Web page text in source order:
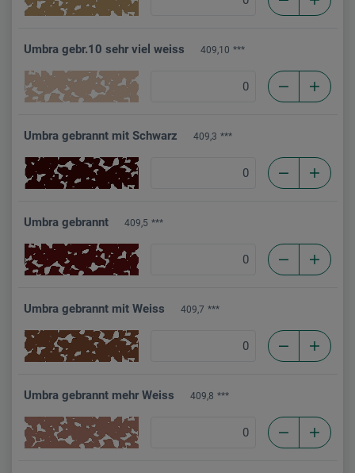
Umbra gebr.10 sehr viel weiss 409,10 ***
Umbra gebrannt mit Schwarz 409,3 ***
Umbra gebrannt 409,5 ***
Umbra gebrannt mit Weiss 409,7 ***
Umbra gebrannt mehr Weiss 409,8 ***